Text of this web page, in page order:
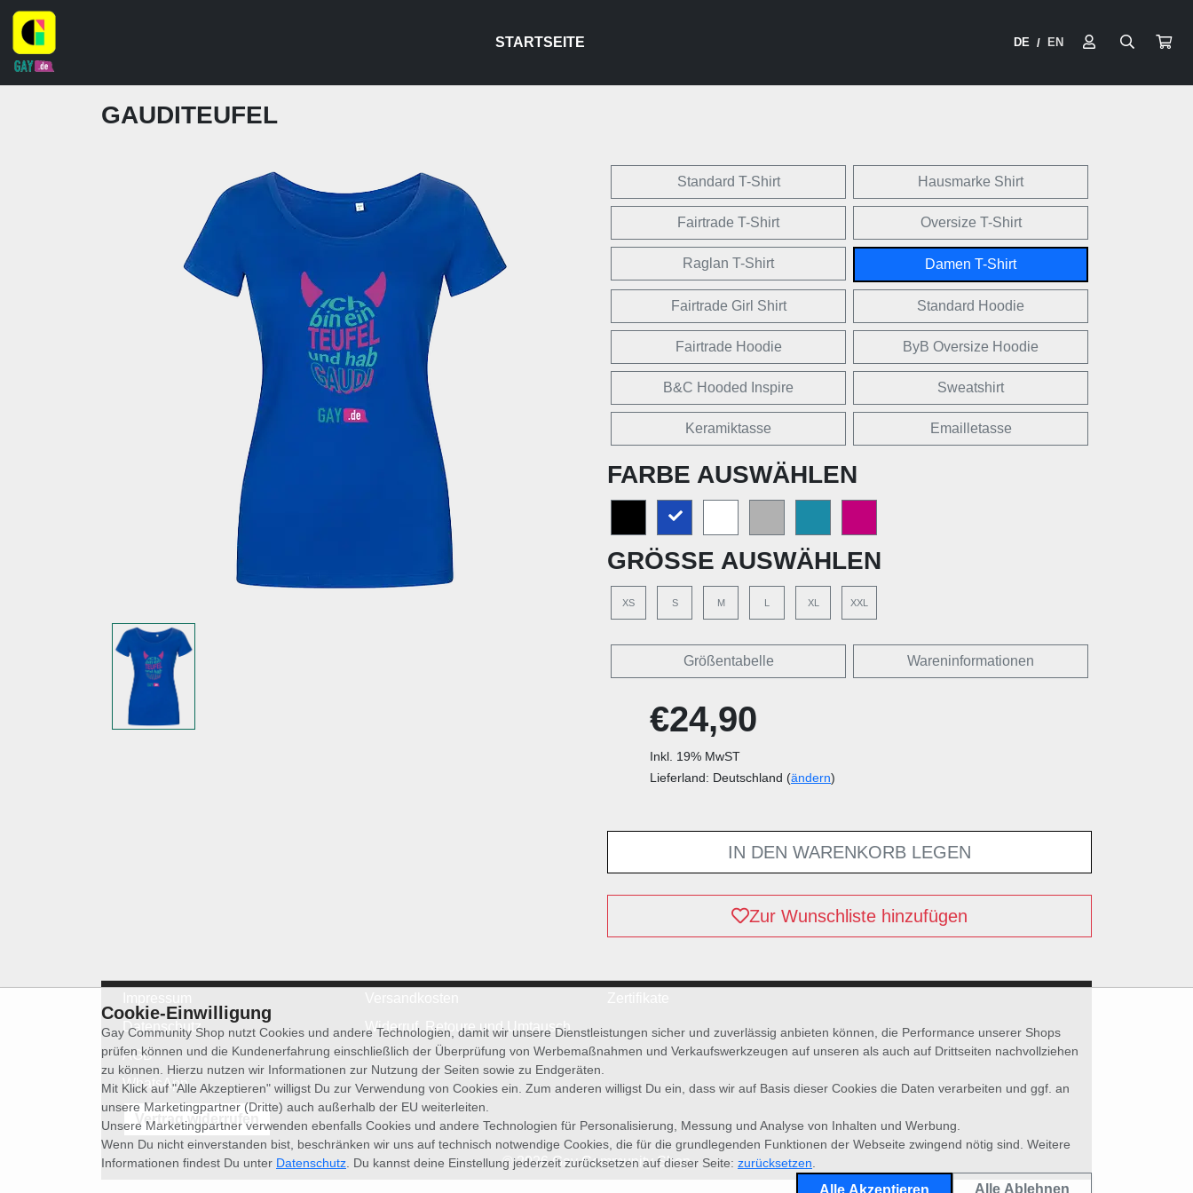
STARTSEITE DE / EN
GAUDITEUFEL
Standard T-Shirt Hausmarke Shirt
Fairtrade T-Shirt Oversize T-Shirt
Raglan T-Shirt Damen T-Shirt
Fairtrade Girl Shirt Standard Hoodie
Fairtrade Hoodie ByB Oversize Hoodie
B&C Hooded Inspire Sweatshirt
Keramiktasse Emailletasse
FARBE AUSWÄHLEN
GRÖSSE AUSWÄHLEN
XS S M L XL XXL
Größentabelle Wareninformationen
€24,90
Inkl. 19% MwST
Lieferland: Deutschland (ändern)
IN DEN WARENKORB LEGEN
Zur Wunschliste hinzufügen
Datenschutz
AGB
WhatsApp
Widerruf, Retoure und Umtausch
Vertrag widerrufen
© 2026 Gay Community Shop
Cookie-Einwilligung
Gay Community Shop nutzt Cookies und andere Technologien, damit wir unsere Dienstleistungen sicher und zuverlässig anbieten können, die Performance unserer Shops
prüfen können und die Kundenerfahrung einschließlich der Überprüfung von Werbemaßnahmen und Verkaufswerkzeugen auf unseren als auch auf Drittseiten nachvollziehen
zu können. Hierzu nutzen wir Informationen zur Nutzung der Seiten sowie zu Endgeräten.
Mit Klick auf "Alle Akzeptieren" willigst Du zur Verwendung von Cookies ein. Zum anderen willigst Du ein, dass wir auf Basis dieser Cookies die Daten verarbeiten und ggf. an
unsere Marketingpartner (Dritte) auch außerhalb der EU weiterleiten.
Unsere Marketingpartner verwenden ebenfalls Cookies und andere Technologien für Personalisierung, Messung und Analyse von Inhalten und Werbung.
Wenn Du nicht einverstanden bist, beschränken wir uns auf technisch notwendige Cookies, die für die grundlegenden Funktionen der Webseite zwingend nötig sind. Weitere
Informationen findest Du unter Datenschutz . Du kannst deine Einstellung jederzeit zurücksetzen auf dieser Seite: zurücksetzen
Alle Akzeptieren Alle Ablehnen